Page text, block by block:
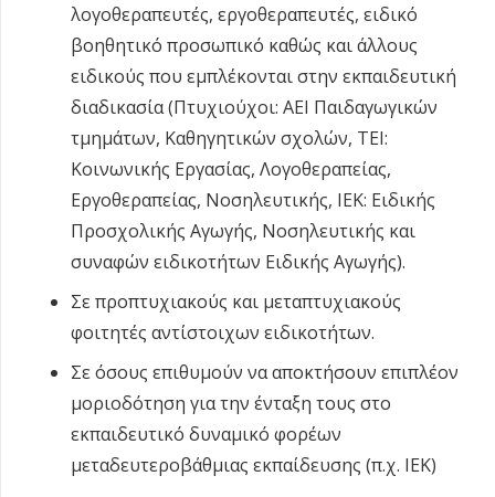
λογοθεραπευτές, εργοθεραπευτές, ειδικό
βοηθητικό προσωπικό καθώς και άλλους
ειδικούς που εμπλέκονται στην εκπαιδευτική
διαδικασία (Πτυχιούχοι: ΑΕΙ Παιδαγωγικών
τμημάτων, Καθηγητικών σχολών, ΤΕΙ:
Κοινωνικής Εργασίας, Λογοθεραπείας,
Εργοθεραπείας, Νοσηλευτικής, ΙΕΚ: Ειδικής
Προσχολικής Αγωγής, Νοσηλευτικής και
συναφών ειδικοτήτων Ειδικής Αγωγής).
Σε προπτυχιακούς και μεταπτυχιακούς
φοιτητές αντίστοιχων ειδικοτήτων.
Σε όσους επιθυμούν να αποκτήσουν επιπλέον
μοριοδότηση για την ένταξη τους στο
εκπαιδευτικό δυναμικό φορέων
μεταδευτεροβάθμιας εκπαίδευσης (π.χ. ΙΕΚ)